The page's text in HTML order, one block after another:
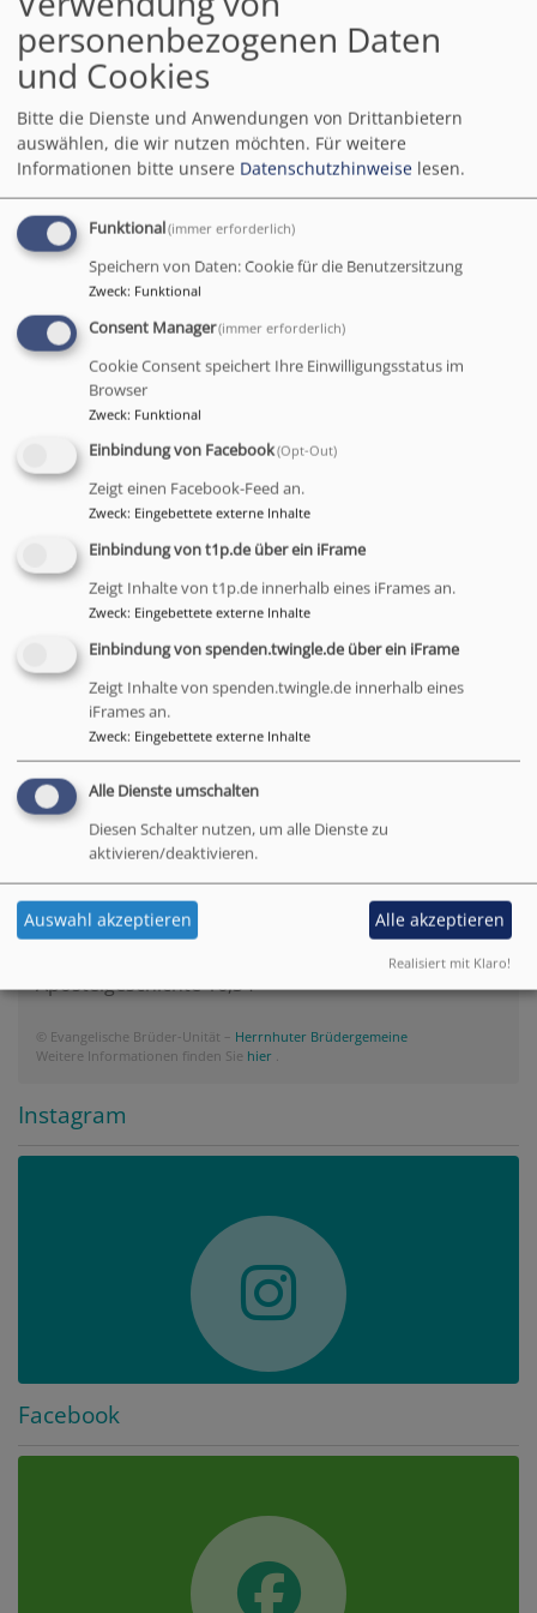
Generationen
Seelsorge
Projekte
Stellenangebote
Links
Tageslosung
Du machst fröhlich, was da lebet im Osten wie im
Westen.
Psalm 65,9
Der Kerkermeister freute sich mit seinem ganzen
Hause, dass er zum Glauben an Gott gekommen
Apostelgeschichte 16,34
© Evangelische Brüder-Unität – Herrnhuter Brüdergemeine
Weitere Informationen finden Sie hier .
Instagram
Facebook
personenbezogenen Daten
und Cookies
Bitte die Dienste und Anwendungen von Drittanbietern
auswählen, die wir nutzen möchten. Für weitere
Informationen bitte unsere Datenschutzhinweise lesen.
Funktional(immer erforderlich)
Speichern von Daten: Cookie für die Benutzersitzung
Zweck: Funktional
Consent Manager(immer erforderlich)
Cookie Consent speichert Ihre Einwilligungsstatus im
Browser
Zweck: Funktional
Einbindung von Facebook(Opt-Out)
Zeigt einen Facebook-Feed an.
Zweck: Eingebettete externe Inhalte
Einbindung von t1p.de über ein iFrame
Zeigt Inhalte von t1p.de innerhalb eines iFrames an.
Zweck: Eingebettete externe Inhalte
Einbindung von spenden.twingle.de über ein iFrame
Zeigt Inhalte von spenden.twingle.de innerhalb eines
iFrames an.
Zweck: Eingebettete externe Inhalte
Alle Dienste umschalten
Diesen Schalter nutzen, um alle Dienste zu
aktivieren/deaktivieren.
Auswahl akzeptieren Alle akzeptieren
Realisiert mit Klaro!